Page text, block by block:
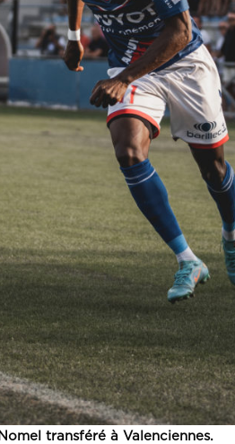
transféré à Valenciennes.